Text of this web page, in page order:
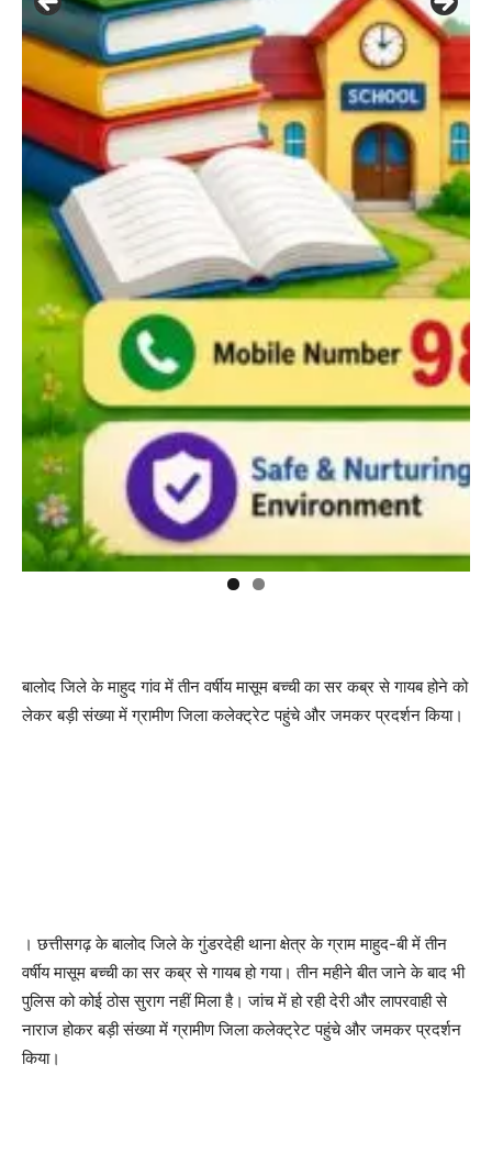
बालोद जिले के माहुद गांव में तीन वर्षीय मासूम बच्ची का सर कब्र से गायब होने को
लेकर बड़ी संख्या में ग्रामीण जिला कलेक्ट्रेट पहुंचे और जमकर प्रदर्शन किया।
। छत्तीसगढ़ के बालोद जिले के गुंडरदेही थाना क्षेत्र के ग्राम माहुद-बी में तीन
वर्षीय मासूम बच्ची का सर कब्र से गायब हो गया। तीन महीने बीत जाने के बाद भी
पुलिस को कोई ठोस सुराग नहीं मिला है। जांच में हो रही देरी और लापरवाही से
नाराज होकर बड़ी संख्या में ग्रामीण जिला कलेक्ट्रेट पहुंचे और जमकर प्रदर्शन
किया।